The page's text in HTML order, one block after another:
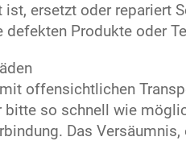
ersetzt oder repariert
defekten Produkte oder
offensichtlichen
bitte so schnell wie
Das